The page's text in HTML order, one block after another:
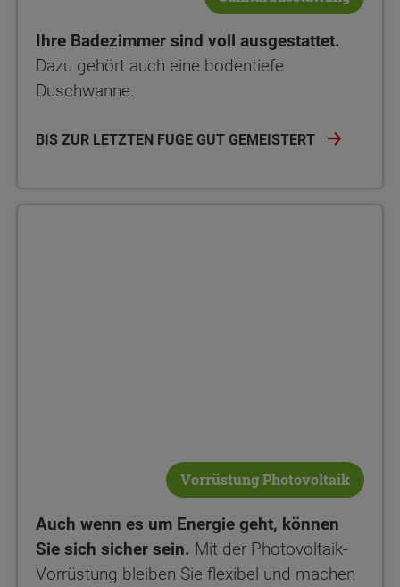
Ihre Badezimmer sind voll ausgestattet.
Dazu gehört auch eine bodentiefe
Duschwanne.
BIS ZUR LETZTEN FUGE GUT GEMEISTERT
Vorrüstung Photovoltaik
Auch wenn es um Energie geht, können
Sie sich sicher sein. Mit der Photovoltaik-
Vorrüstung bleiben Sie flexibel und machen